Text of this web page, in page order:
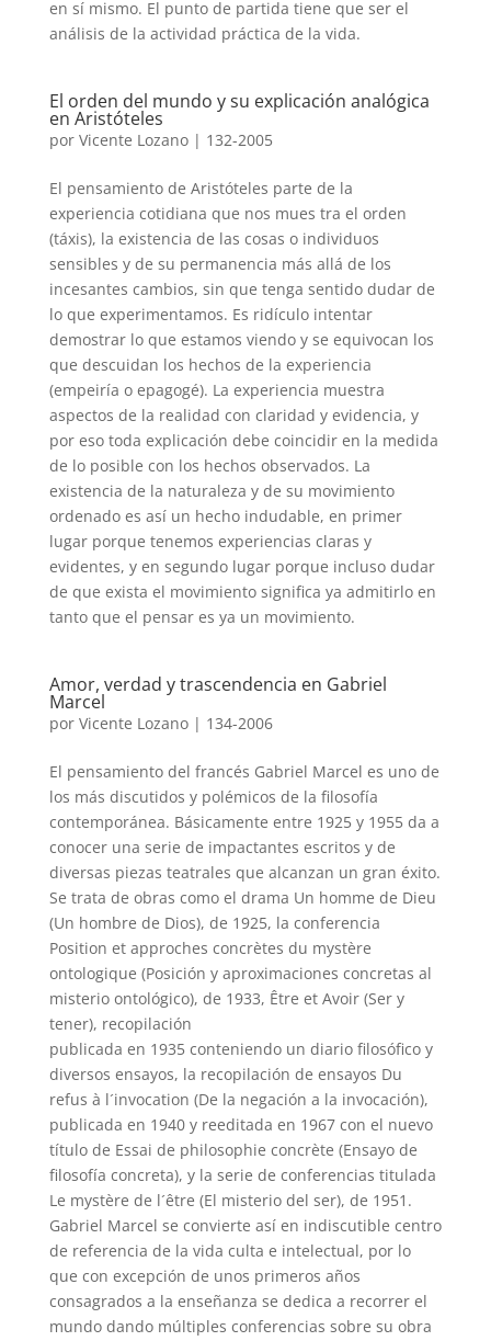
en sí mismo. El punto de partida tiene que ser el
análisis de la actividad práctica de la vida.
El orden del mundo y su explicación analógica
en Aristóteles
por Vicente Lozano| 132-2005
El pensamiento de Aristóteles parte de la
experiencia cotidiana que nos mues tra el orden
(táxis), la existencia de las cosas o individuos
sensibles y de su permanencia más allá de los
incesantes cambios, sin que tenga sentido dudar de
lo que experimentamos. Es ridículo intentar
demostrar lo que estamos viendo y se equivocan los
que descuidan los hechos de la experiencia
(empeiría o epagogé). La experiencia muestra
aspectos de la realidad con claridad y evidencia, y
por eso toda explicación debe coincidir en la medida
de lo posible con los hechos observados. La
existencia de la naturaleza y de su movimiento
ordenado es así un hecho indudable, en primer
lugar porque tenemos experiencias claras y
evidentes, y en segundo lugar porque incluso dudar
de que exista el movimiento significa ya admitirlo en
tanto que el pensar es ya un movimiento.
Amor, verdad y trascendencia en Gabriel
Marcel
por Vicente Lozano| 134-2006
El pensamiento del francés Gabriel Marcel es uno de
los más discutidos y polémicos de la filosofía
contemporánea. Básicamente entre 1925 y 1955 da a
conocer una serie de impactantes escritos y de
diversas piezas teatrales que alcanzan un gran éxito.
Se trata de obras como el drama Un homme de Dieu
(Un hombre de Dios), de 1925, la conferencia
Position et approches concrètes du mystère
ontologique (Posición y aproximaciones concretas al
misterio ontológico), de 1933, Être et Avoir (Ser y
tener), recopilación
publicada en 1935 conteniendo un diario filosófico y
diversos ensayos, la recopilación de ensayos Du
refus à l´invocation (De la negación a la invocación),
publicada en 1940 y reeditada en 1967 con el nuevo
título de Essai de philosophie concrète (Ensayo de
filosofía concreta), y la serie de conferencias titulada
Le mystère de l´être (El misterio del ser), de 1951.
Gabriel Marcel se convierte así en indiscutible centro
de referencia de la vida culta e intelectual, por lo
que con excepción de unos primeros años
consagrados a la enseñanza se dedica a recorrer el
mundo dando múltiples conferencias sobre su obra